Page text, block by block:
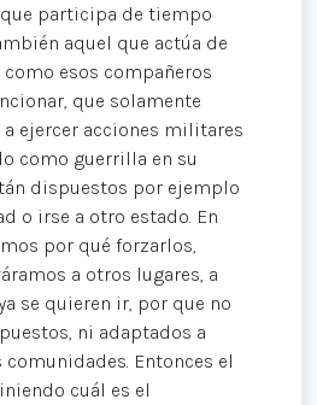
participa de tiempo
aquel que actúa de
esos compañeros
que solamente
ejercer acciones militares
como guerrilla en su
dispuestos por ejemplo
o irse a otro estado. En
por qué forzarlos,
a otros lugares, a
se quieren ir, por que no
ni adaptados a
Entonces el
cuál es el